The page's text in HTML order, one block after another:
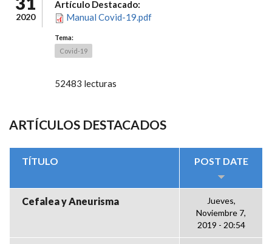
2020
Artículo Destacado:
Manual Covid-19.pdf
Tema:
Covid-19
52483 lecturas
ARTÍCULOS DESTACADOS
TÍTULO POST DATE
Cefalea y Aneurisma
Jueves,
Noviembre 7,
2019 - 20:54